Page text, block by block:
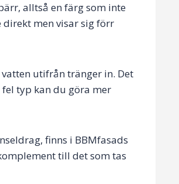
alltså en färg som inte
direkt men visar sig förr
utifrån tränger in. Det
typ kan du göra mer
finns i BBMfasads
till det som tas